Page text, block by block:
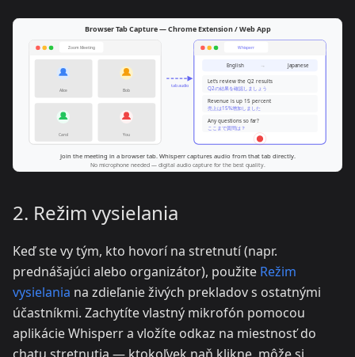
2. Režim vysielania
Keď ste vy tým, kto hovorí na stretnutí (napr.
prednášajúci alebo organizátor), použite Režim
vysielania na zdieľanie živých prekladov s ostatnými
účastníkmi. Zachytíte vlastný mikrofón pomocou
aplikácie Whisperr a vložíte odkaz na miestnosť do